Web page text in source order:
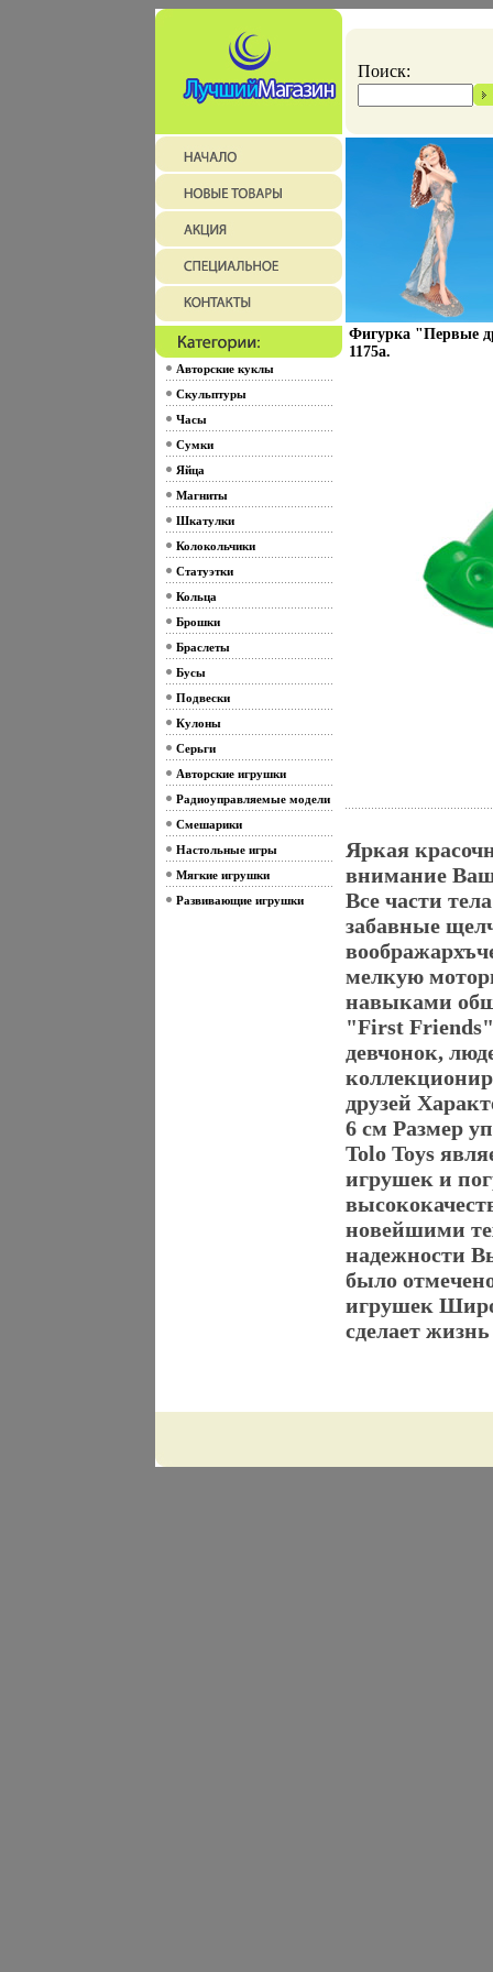
Поиск:
Авторские куклы
Скульптуры
Часы
Сумки
Яйца
Магниты
Шкатулки
Колокольчики
Статуэтки
Кольца
Брошки
Браслеты
Бусы
Подвески
Кулоны
Серьги
Авторские игрушки
Радиоуправляемые модели
Смешарики
Настольные игры
Мягкие игрушки
Развивающие игрушки
Фигурка "Первые
1175a.
Яркая
внимание
Все части
забавные
мелкую
навыками
"First
девчонок,
друзей
6 см Размер
Tolo Toys
игрушек и
новейшими
надежности
было
игрушек
сделает